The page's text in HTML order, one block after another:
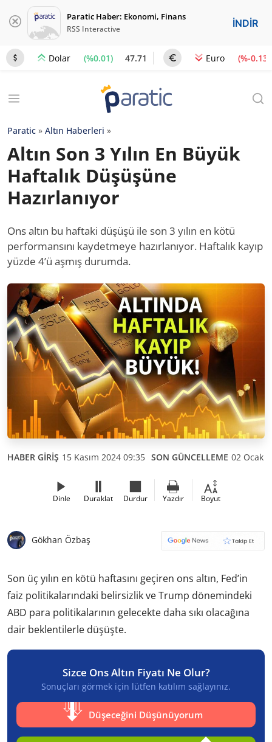
Paratic Haber: Ekonomi, Finans
RSS Interactive İNDİR
Dolar (%0.01) 47.71 Euro (%-0.13)
Paratic » Altın Haberleri »
Altın Son 3 Yılın En Büyük
Haftalık Düşüşüne
Hazırlanıyor
Ons altın bu haftaki düşüşü ile son 3 yılın en kötü
performansını kaydetmeye hazırlanıyor. Haftalık kayıp
yüzde 4’ü aşmış durumda.
HABER GİRİŞ 15 Kasım 2024 09:35 SON GÜNCELLEME 02 Ocak
Dinle Duraklat Durdur Yazdır Boyut
Gökhan Özbaş
Son üç yılın en kötü haftasını geçiren ons altın, Fed’in
faiz politikalarındaki belirsizlik ve Trump dönemindeki
ABD para politikalarının gelecekte daha sıkı olacağına
dair beklentilerle düşüşte.
Sizce Ons Altın Fiyatı Ne Olur?
Sonuçları görmek için lütfen katılım sağlayınız.
Düşeceğini Düşünüyorum